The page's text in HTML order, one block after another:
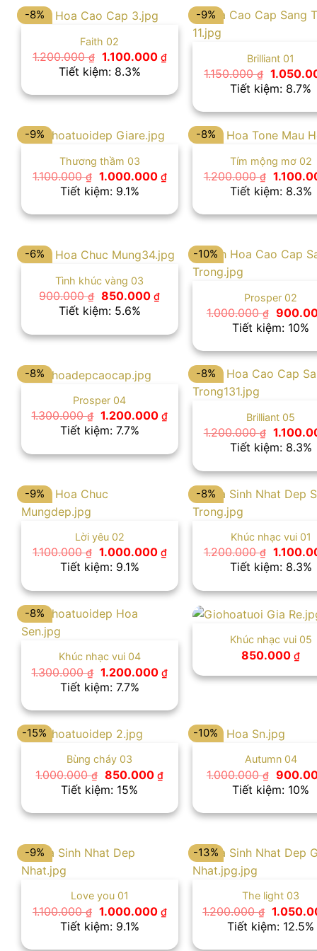
-8%
Faith 02
1.200.000₫ Giá
gốc
là:
1.100.000 ₫Giá
hiện
là:
1.100.000 ₫.
Tiết kiệm: 8.3%
-9%
Brilliant 01
1.150.000₫ Giá
gốc
là:
Tiết kiệm: 8.7%
-9%
Thương thầm 03
1.100.000₫ Giá
gốc
là:
1.000.000 ₫Giá
hiện
là:
1.000.000 ₫.
Tiết kiệm: 9.1%
-8%
Tím mộng mơ 02
1.200.000₫
Giá
gốc
là:
Tiết kiệm: 8.3%
-6%
Tình khúc vàng 03
900.000₫ Giá
gốc
là:
850.000₫Giá
850.000 ₫.
Tiết kiệm: 5.6%
-10%
Prosper 02
1.000.000₫
Giá
gốc
là:
Tiết kiệm: 10%
-8%
Prosper 04
1.300.000₫ Giá
gốc
là:
1.200.000₫Giá
là:
1.200.000 ₫.
Tiết kiệm: 7.7%
-8%
Brilliant 05
1.200.000₫
Giá
gốc
là:
Tiết kiệm: 8.3%
-9%
Lời yêu 02
1.100.000₫ Giá
gốc
là:
1.000.000 ₫Giá
hiện
là:
1.000.000 ₫.
Tiết kiệm: 9.1%
-8%
Khúc nhạc vui 01
1.200.000₫
Giá
gốc
là:
Tiết kiệm: 8.3%
-8%
Khúc nhạc vui 04
1.300.000₫ Giá
gốc
là:
1.200.000₫Giá
là:
1.200.000 ₫.
Tiết kiệm: 7.7%
Khúc nhạc vui 05
850.000₫
-15%
Bùng cháy 03
1.000.000₫ Giá
gốc
là:
850.000₫Giá
là:
850.000 ₫.
Tiết kiệm: 15%
-10%
Autumn 04
1.000.000₫
Giá
gốc
là:
Tiết kiệm: 10%
-9%
Love you 01
1.100.000₫ Giá
gốc
là:
1.000.000 ₫Giá
hiện
là:
Tiết kiệm: 9.1%
-13%
The light 03
1.200.000₫ Giá
gốc
là:
Tiết kiệm: 12.5%